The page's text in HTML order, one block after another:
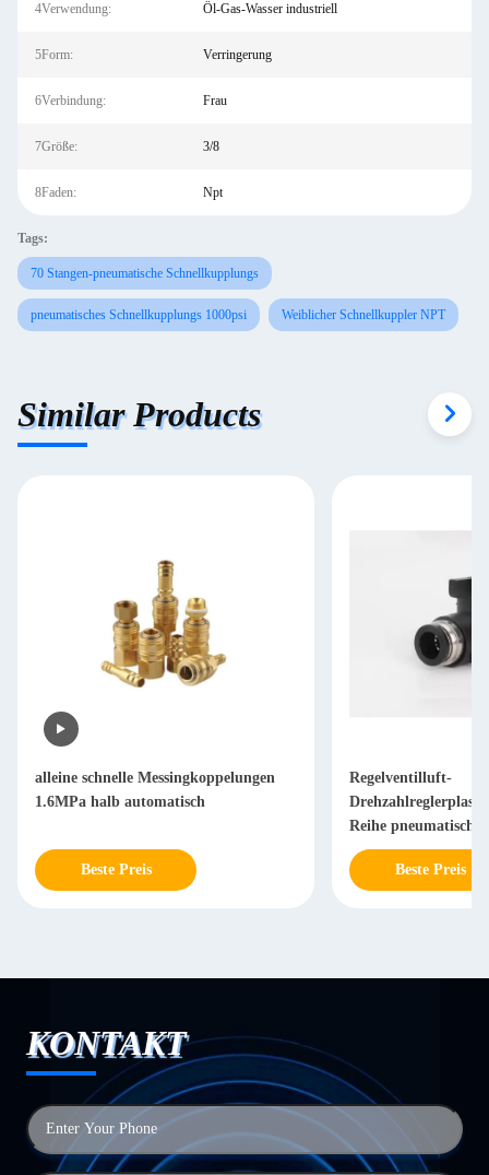
4Verwendung: Öl-Gas-Wasser industriell
5Form: Verringerung
6Verbindung: Frau
7Größe: 3/8
8Faden: Npt
Tags:
70 Stangen-pneumatische Schnellkupplungs
pneumatisches Schnellkupplungs 1000psi Weiblicher Schnellkuppler NPT
Similar Products
alleine schnelle Messingkoppelungen
1.6MPa halb automatisch
Beste Preis
Regelventilluft-
Reihe pneumatische
Beste Preis
KONTAKT